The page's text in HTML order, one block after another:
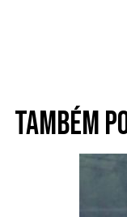
Também